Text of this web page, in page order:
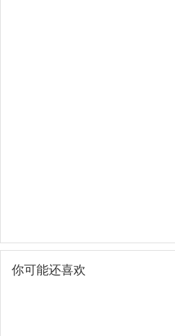
你可能还喜欢